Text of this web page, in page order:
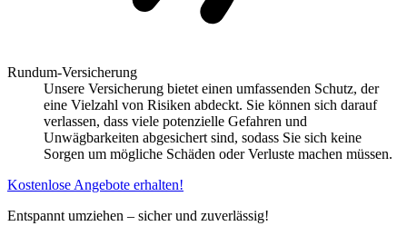
Rundum-Versicherung
Unsere Versicherung bietet einen umfassenden Schutz, der
eine Vielzahl von Risiken abdeckt. Sie können sich darauf
verlassen, dass viele potenzielle Gefahren und
Unwägbarkeiten abgesichert sind, sodass Sie sich keine
Sorgen um mögliche Schäden oder Verluste machen müssen.
Kostenlose Angebote erhalten!
Entspannt umziehen – sicher und zuverlässig!